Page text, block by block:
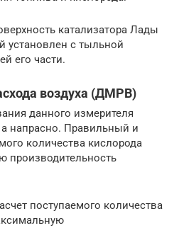
катализатора Лады
установлен с тыльной
его части.
воздуха (ДМРВ)
данного измерителя
напрасно. Правильный и
количества кислорода
производительность
поступаемого количества